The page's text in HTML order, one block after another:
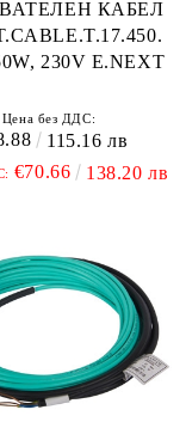
КАБЕЛ
230V E.NEXT
Цена без ДДС:
115.16 лв
€70.66 138.20 лв